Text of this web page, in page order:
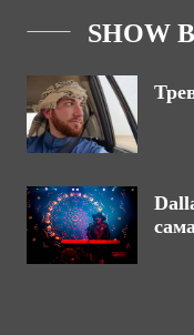
SHOW